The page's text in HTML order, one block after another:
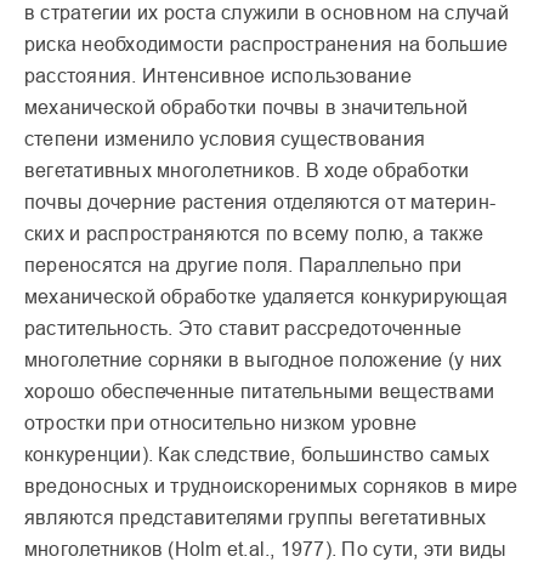
в стратегии их роста служили в основном на случай
риска необходимо­сти распространения на боль­шие
расстояния. Интенсивное использование
механической обработки почвы в значительной
степе­ни изменило условия суще­ствования
вегетативных многолетников. В ходе обра­ботки
почвы дочерние расте­ния отделяются от материн­
ских и распространяются по всему полю, а также
перено­сятся на другие поля. Параллельно при
механичес­кой обработке удаляется кон­курирующая
растительность. Это ставит рассредоточенные
многолетние сорняки в выгодное положение (у них
хорошо обеспеченные пита­тельными веществами
отростки при относительно низком уровне
конкуренции). Как следствие, большинство самых
вредоносных и трудноискоренимых сорняков в мире
являются представите­лями группы вегетативных
многолетников (Holm et.al., 1977). По сути, эти виды